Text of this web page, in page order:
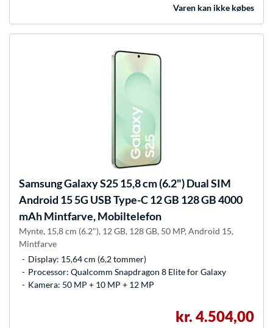
Varen kan ikke købes
SamsungGalaxy S25 15,8 cm (6.2") Dual SIM
Android 15 5G USB Type-C 12 GB 128 GB 4000
mAh Mintfarve, Mobiltelefon
Mynte, 15,8 cm (6.2"), 12 GB, 128 GB, 50 MP, Android 15,
Mintfarve
Display: 15,64 cm (6,2 tommer)
Processor: Qualcomm Snapdragon 8 Elite for Galaxy
Kamera: 50 MP + 10 MP + 12 MP
kr. 4.504,00